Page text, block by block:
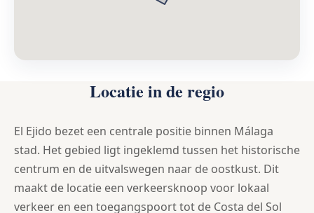
Locatie in de regio
El Ejido bezet een centrale positie binnen Málaga
stad. Het gebied ligt ingeklemd tussen het historische
centrum en de uitvalswegen naar de oostkust. Dit
maakt de locatie een verkeersknoop voor lokaal
verkeer en een toegangspoort tot de Costa del Sol